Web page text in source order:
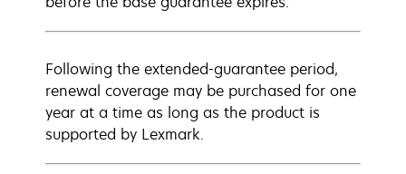
Following the extended-guarantee period,
renewal coverage may be purchased for one
year at a time as long as the product is
supported by Lexmark.